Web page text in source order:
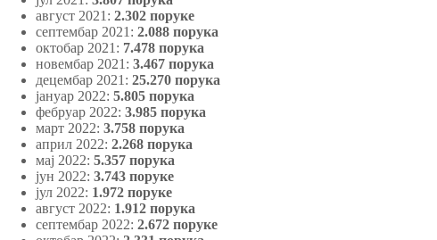
август 2021: 2.302 поруке
септембар 2021: 2.088 порука
октобар 2021: 7.478 порука
новембар 2021: 3.467 порука
децембар 2021: 25.270 порука
јануар 2022: 5.805 порука
фебруар 2022: 3.985 порука
март 2022: 3.758 порука
април 2022: 2.268 порука
мај 2022: 5.357 порука
јун 2022: 3.743 поруке
јул 2022: 1.972 поруке
август 2022: 1.912 порука
септембар 2022: 2.672 поруке